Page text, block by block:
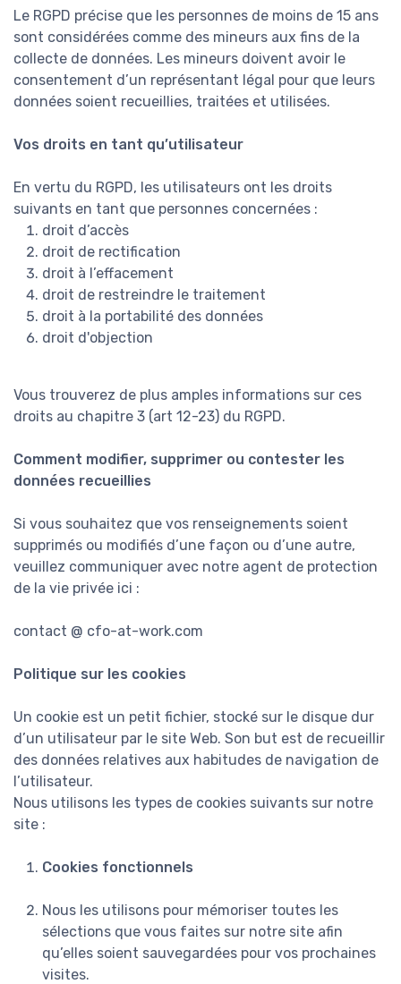
Le RGPD précise que les personnes de moins de 15 ans
sont considérées comme des mineurs aux fins de la
collecte de données. Les mineurs doivent avoir le
consentement d’un représentant légal pour que leurs
données soient recueillies, traitées et utilisées.
Vos droits en tant qu’utilisateur
En vertu du RGPD, les utilisateurs ont les droits
suivants en tant que personnes concernées :
droit d’accès
droit de rectification
droit à l’effacement
droit de restreindre le traitement
droit à la portabilité des données
droit d'objection
Vous trouverez de plus amples informations sur ces
droits au chapitre 3 (art 12-23) du RGPD.
Comment modifier, supprimer ou contester les
données recueillies
Si vous souhaitez que vos renseignements soient
supprimés ou modifiés d’une façon ou d’une autre,
veuillez communiquer avec notre agent de protection
de la vie privée ici :
contact @ cfo-at-work.com
Politique sur les cookies
Un cookie est un petit fichier, stocké sur le disque dur
d’un utilisateur par le site Web. Son but est de recueillir
des données relatives aux habitudes de navigation de
l’utilisateur.
Nous utilisons les types de cookies suivants sur notre
site :
Cookies fonctionnels
Nous les utilisons pour mémoriser toutes les
sélections que vous faites sur notre site afin
qu’elles soient sauvegardées pour vos prochaines
visites.